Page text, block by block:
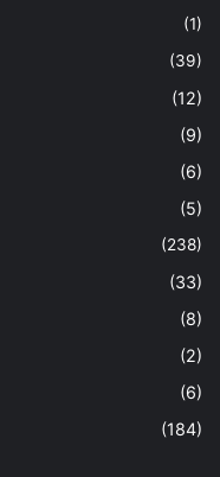
(1)
(39)
(12)
(9)
(6)
(5)
(238)
(33)
(8)
(2)
(6)
(184)